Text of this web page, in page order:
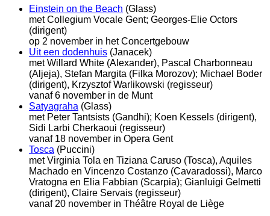
Einstein on the Beach (Glass)
met Collegium Vocale Gent; Georges-Elie Octors
(dirigent)
op 2 november in het Concertgebouw
Uit een dodenhuis (Janacek)
met Willard White (Alexander), Pascal Charbonneau
(Aljeja), Stefan Margita (Filka Morozov); Michael Boder
(dirigent), Krzysztof Warlikowski (regisseur)
vanaf 6 november in de Munt
Satyagraha (Glass)
met Peter Tantsists (Gandhi); Koen Kessels (dirigent),
Sidi Larbi Cherkaoui (regisseur)
vanaf 18 november in Opera Gent
Tosca (Puccini)
met Virginia Tola en Tiziana Caruso (Tosca), Aquiles
Machado en Vincenzo Costanzo (Cavaradossi), Marco
Vratogna en Elia Fabbian (Scarpia); Gianluigi Gelmetti
(dirigent), Claire Servais (regisseur)
vanaf 20 november in Théâtre Royal de Liège